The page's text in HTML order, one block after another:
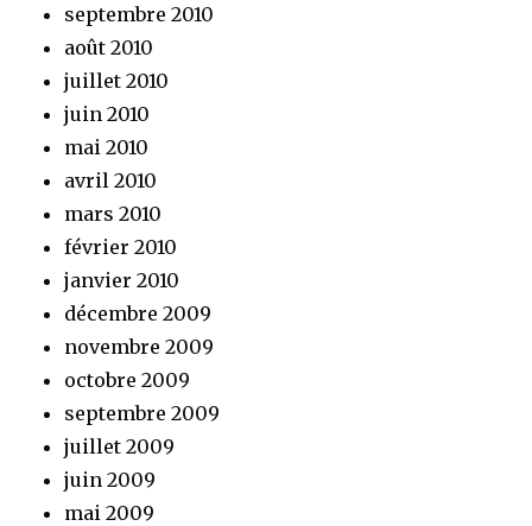
septembre 2010
août 2010
juillet 2010
juin 2010
mai 2010
avril 2010
mars 2010
février 2010
janvier 2010
décembre 2009
novembre 2009
octobre 2009
septembre 2009
juillet 2009
juin 2009
mai 2009